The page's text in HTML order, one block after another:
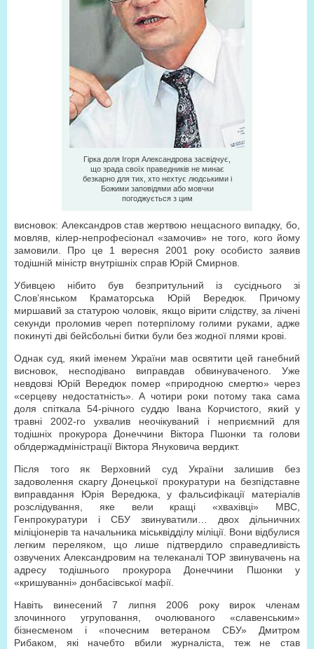
Гірка доля Ігоря Александрова засвідчує,
що зрада своїх праведників не минає
безкарно для тих, хто нехтує людськими і
Божими заповідями або мовчки
погоджується з цим
висновок: Александров став жертвою нещасного випадку, бо,
мовляв, кілер-непрофесіонал «замочив» не того, кого йому
замовили. Про це 1 вересня 2001 року особисто заявив
тодішній міністр внутрішніх справ Юрій Смирнов.
Убивцею нібито був безпритульний із сусіднього зі
Слов’янськом Краматорська Юрій Вередюк. Причому
миршавий за статурою чоловік, якщо вірити слідству, за лічені
секунди проломив череп потерпілому голими руками, адже
покинуті дві бейсбольні битки були без жодної плями крові.
Однак суд, який іменем України мав освятити цей ганебний
висновок, несподівано виправдав обвинуваченого. Уже
невдовзі Юрій Вередюк помер «природною смертю» через
«серцеву недостатність». А чотири роки потому така сама
доля спіткала 54-річного суддю Івана Корчистого, який у
травні 2002-го ухвалив неочікуваний і неприємний для
тодішніх прокурора Донеччини Віктора Пшонки та голови
облдержадміністрації Віктора Януковича вердикт.
Після того як Верховний суд України залишив без
задоволення скаргу Донецької прокуратури на безпідставне
виправдання Юрія Вередюка, у фальсифікації матеріалів
розслідування, яке вели кращі «хвахівці» МВС,
Генпрокуратури і СБУ звинуватили… двох дільничних
міліціонерів та начальника міськвідділу міліції. Вони відбулися
легким переляком, що лише підтвердило справедливість
озвучених Александровим на телеканалі ТОР звинувачень на
адресу тодішнього прокурора Донеччини Пшонки у
«кришуванні» донбасівської мафії.
Навіть винесений 7 липня 2006 року вирок членам
злочинного угруповання, очолюваного «славенським»
бізнесменом і «почесним ветераном СБУ» Дмитром
Рибаком, які начебто вбили журналіста, теж не став